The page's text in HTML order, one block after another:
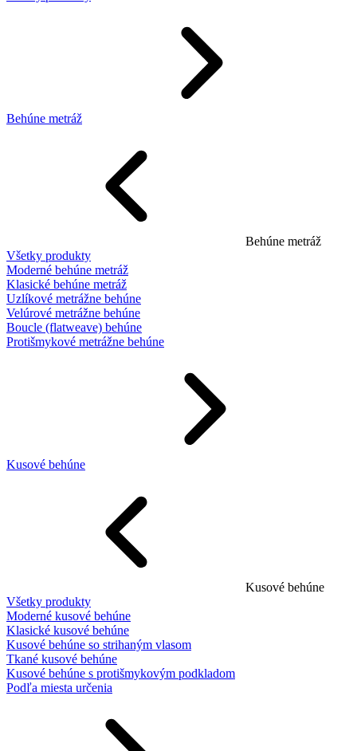
Behúne metráž
Behúne metráž
Všetky produkty
Moderné behúne metráž
Klasické behúne metráž
Uzlíkové metrážne behúne
Velúrové metrážne behúne
Boucle (flatweave) behúne
Protišmykové metrážne behúne
Kusové behúne
Kusové behúne
Všetky produkty
Moderné kusové behúne
Klasické kusové behúne
Kusové behúne so strihaným vlasom
Tkané kusové behúne
Kusové behúne s protišmykovým podkladom
Podľa miesta určenia